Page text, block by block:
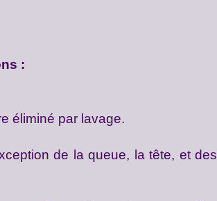
:
éliminé par lavage.
de la queue, la tête, et des